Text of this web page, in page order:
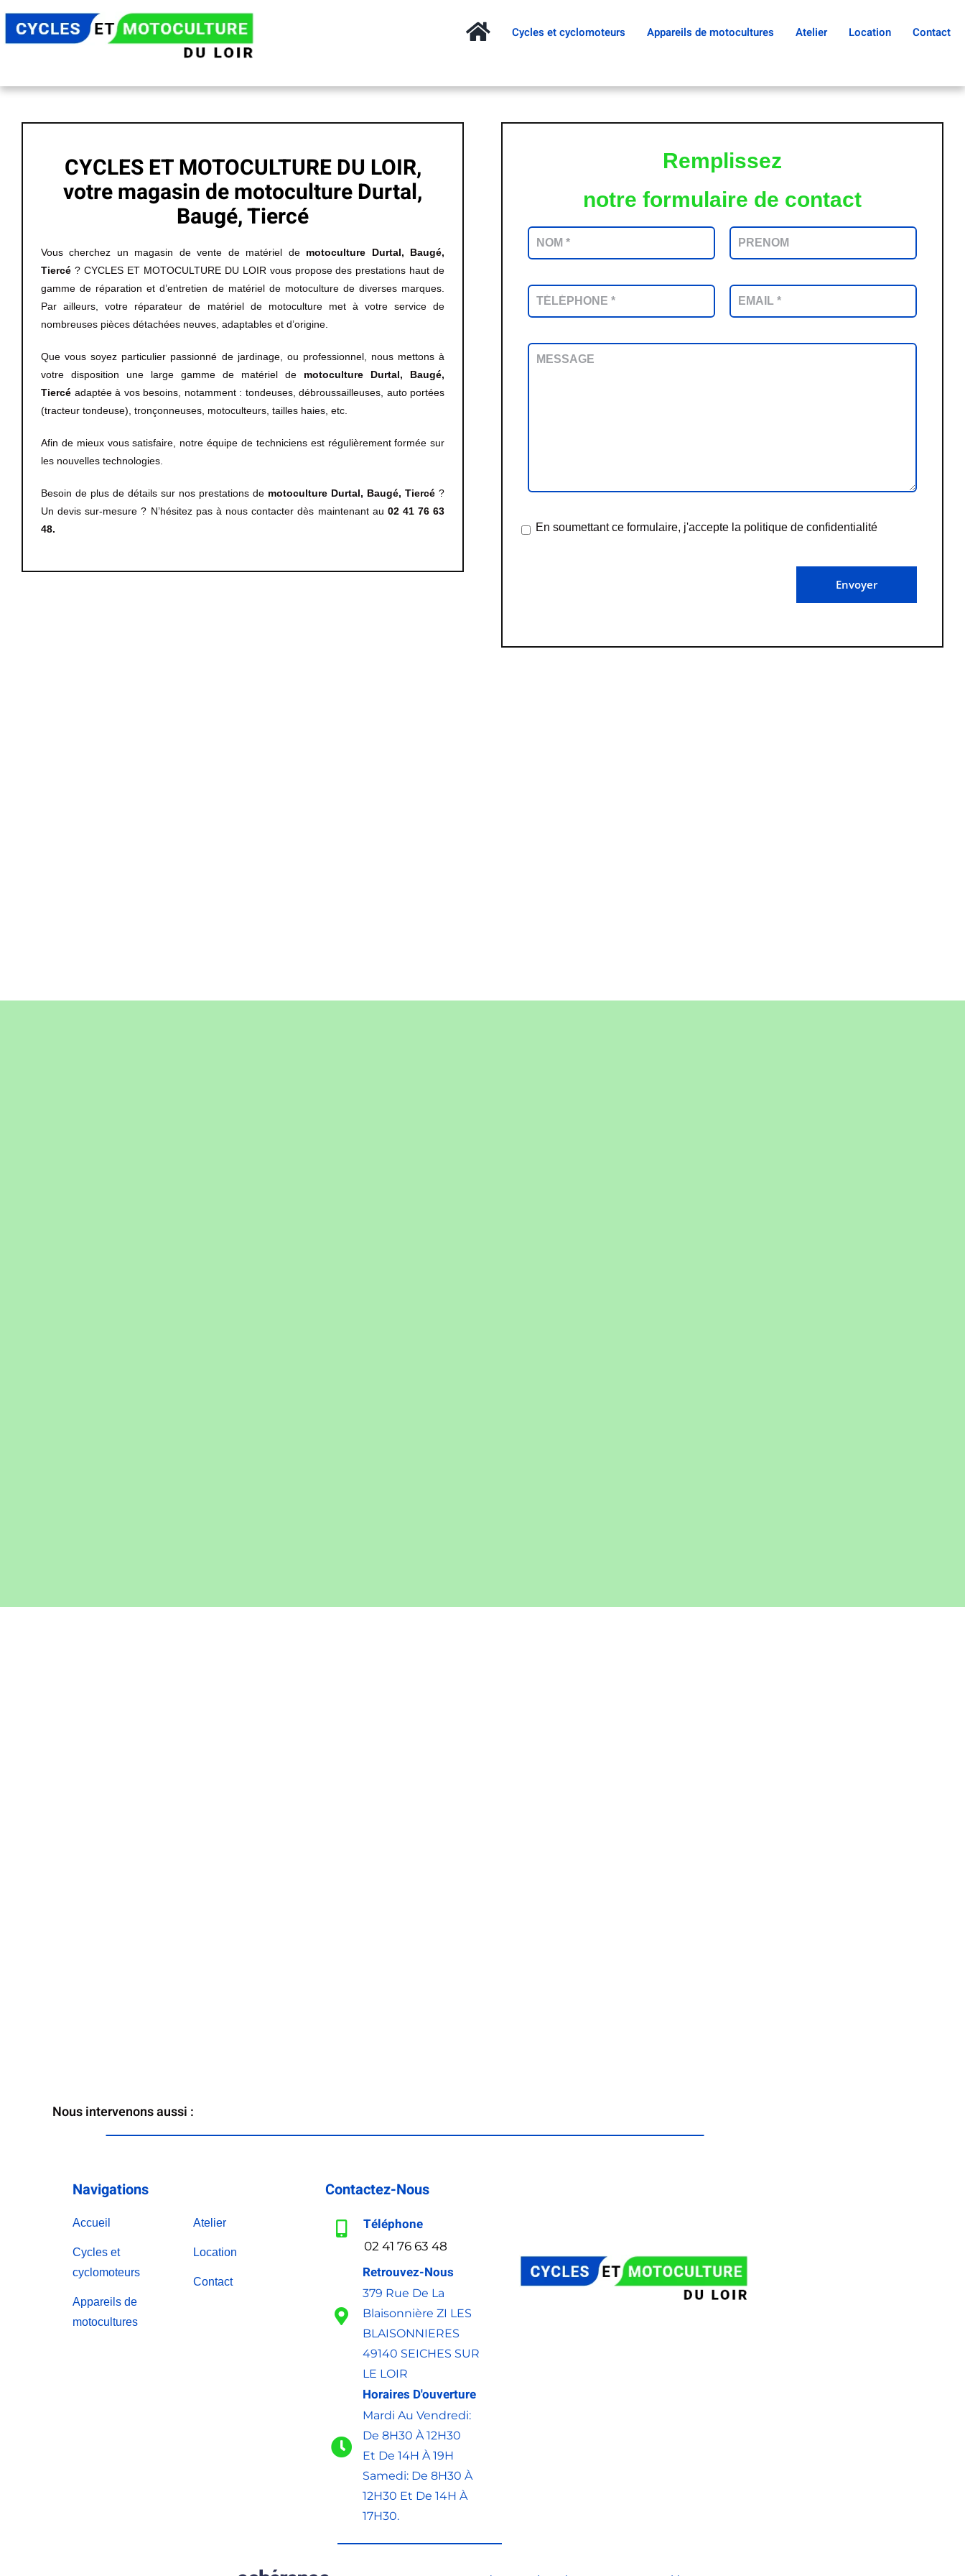
Cycles et cyclomoteurs Appareils de motocultures Atelier Location Contact
CYCLES ET MOTOCULTURE DU LOIR,
votre magasin de motoculture Durtal,
Baugé, Tiercé
Vous cherchez un magasin de vente de matériel de motoculture Durtal, Baugé,
Tiercé ? CYCLES ET MOTOCULTURE DU LOIR vous propose des prestations haut de
gamme de réparation et d’entretien de matériel de motoculture de diverses marques.
Par ailleurs, votre réparateur de matériel de motoculture met à votre service de
nombreuses pièces détachées neuves, adaptables et d’origine.
Que vous soyez particulier passionné de jardinage, ou professionnel, nous mettons à
votre disposition une large gamme de matériel de motoculture Durtal, Baugé,
Tiercé adaptée à vos besoins, notamment : tondeuses, débroussailleuses, auto portées
(tracteur tondeuse), tronçonneuses, motoculteurs, tailles haies, etc.
Afin de mieux vous satisfaire, notre équipe de techniciens est régulièrement formée sur
les nouvelles technologies.
Besoin de plus de détails sur nos prestations de motoculture Durtal, Baugé, Tiercé ?
Un devis sur-mesure ? N’hésitez pas à nous contacter dès maintenant au 02 41 76 63
48.
Remplissez
notre formulaire de contact
En soumettant ce formulaire, j'accepte la politique de confidentialité
Nous intervenons aussi :
Navigations
Accueil
Cycles et
cyclomoteurs
Appareils de
motocultures
Atelier
Location
Contact
Contactez-Nous
Téléphone
02 41 76 63 48
Retrouvez-Nous
379 Rue De La
Blaisonnière ZI LES
BLAISONNIERES
49140 SEICHES SUR
LE LOIR
Horaires D'ouverture
Mardi Au Vendredi:
De 8H30 À 12H30
Et De 14H À 19H
Samedi: De 8H30 À
12H30 Et De 14H À
17H30.